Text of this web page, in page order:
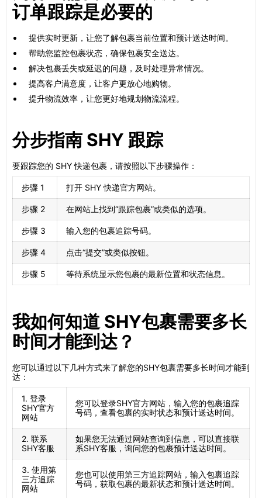
订单跟踪是必要的
提供实时更新，让您了解包裹当前位置和预计送达时间。
帮助您监控包裹状态，确保包裹安全送达。
解决包裹丢失或延迟的问题，及时处理异常情况。
提高客户满意度，让客户更放心地购物。
提升物流效率，让您更好地规划物流流程。
分步指南 SHY 跟踪
要跟踪您的 SHY 快递包裹，请按照以下步骤操作：
步骤 1 打开 SHY 快递官方网站。
步骤 2 在网站上找到“跟踪包裹”或类似的选项。
步骤 3 输入您的包裹追踪号码。
步骤 4 点击“提交”或类似按钮。
步骤 5 等待系统显示您包裹的最新位置和状态信息。
我如何知道 SHY包裹需要多长
时间才能到达？
您可以通过以下几种方式来了解您的SHY包裹需要多长时间才能到
达：
1. 登录
SHY官方
网站
您可以登录SHY官方网站，输入您的包裹追踪
号码，查看包裹的实时状态和预计送达时间。
2. 联系
SHY客服
如果您无法通过网站查询到信息，可以直接联
系SHY客服，询问您的包裹预计送达时间。
3. 使用第
三方追踪
网站
您也可以使用第三方追踪网站，输入包裹追踪
号码，获取包裹的最新状态和预计送达时间。